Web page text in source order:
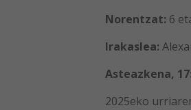
Norentzat: 6
Irakaslea:
Asteazkena,
2025eko